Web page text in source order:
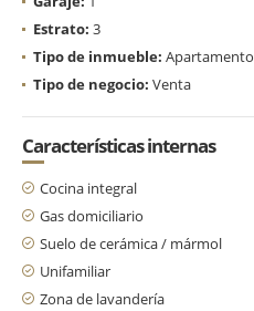
Estrato: 3
Tipo de inmueble: Apartamento
Tipo de negocio: Venta
Características internas
Cocina integral
Gas domiciliario
Suelo de cerámica / mármol
Unifamiliar
Zona de lavandería